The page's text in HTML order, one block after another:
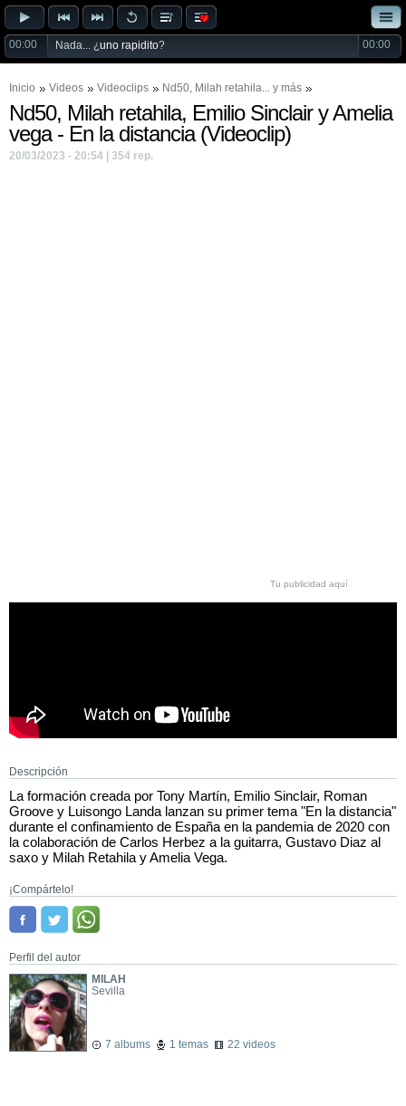
00:00 Nada... ¿uno rapidito? 00:00
Inicio Videos Videoclips Nd50, Milah retahila... y más
Nd50, Milah retahila, Emilio Sinclair y Amelia
vega - En la distancia (Videoclip)
20/03/2023 - 20:54 | 354 rep.
Tu publicidad aquí
Descripción
La formación creada por Tony Martín, Emilio Sinclair, Roman
Groove y Luisongo Landa lanzan su primer tema "En la distancia"
durante el confinamiento de España en la pandemia de 2020 con
la colaboración de Carlos Herbez a la guitarra, Gustavo Diaz al
saxo y Milah Retahila y Amelia Vega.
¡Compártelo!
Perfil del autor
MILAH
Sevilla
7 albums 1 temas 22 videos